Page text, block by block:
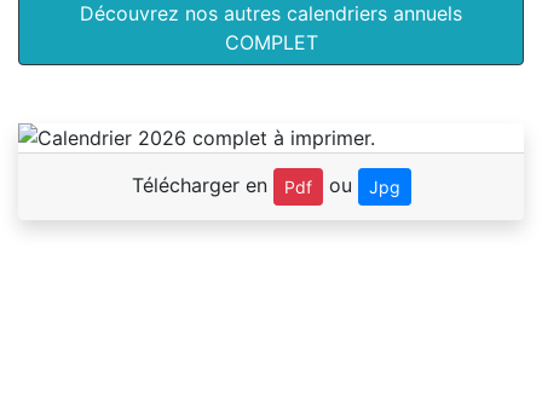
Découvrez nos autres calendriers annuels
COMPLET
Télécharger en Pdf ou Jpg